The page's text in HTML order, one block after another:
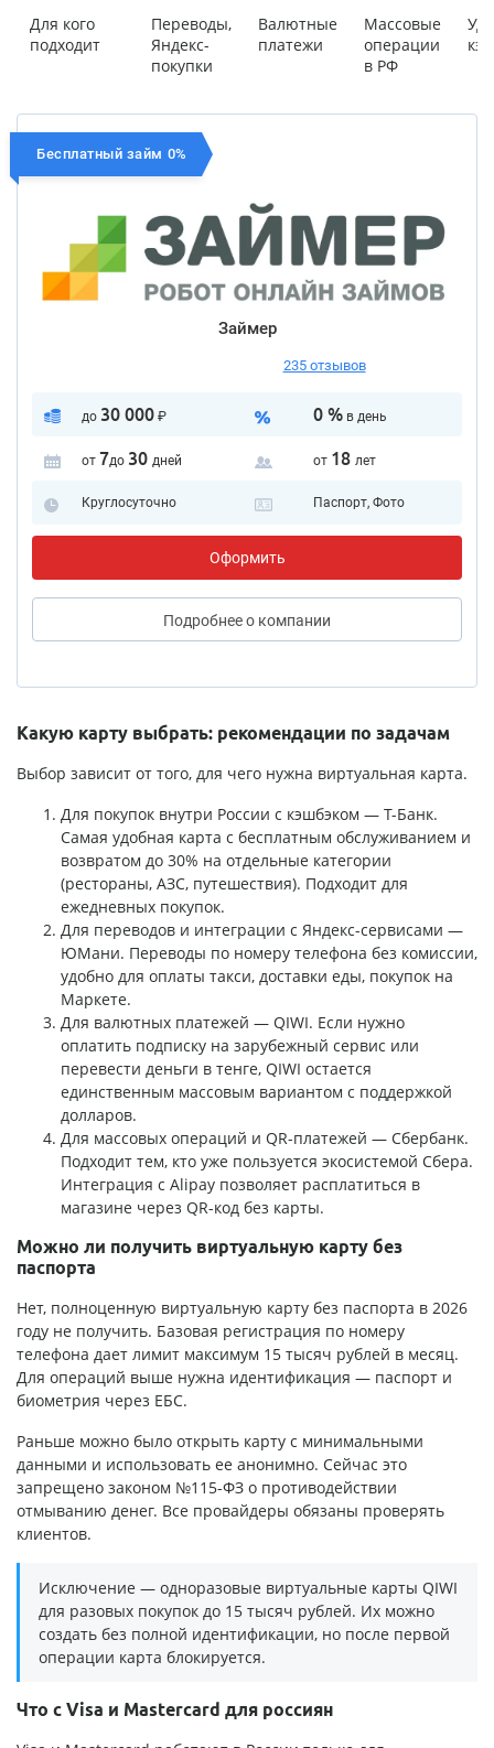
Для кого
подходит
Переводы,
Яндекс-
покупки
Валютные
платежи
Массовые
операции
в РФ
Бесплатный займ 0%
Займер
235 отзывов
до 30 000₽ 0 %в день
от 7до 30 дней от 18 лет
Круглосуточно Паспорт, Фото
Оформить
Подробнеео компании
Какую карту выбрать: рекомендации по задачам
Выбор зависит от того, для чего нужна виртуальная карта.
Для покупок внутри России с кэшбэком — Т-Банк.
Самая удобная карта с бесплатным обслуживанием и
возвратом до 30% на отдельные категории
(рестораны, АЗС, путешествия). Подходит для
ежедневных покупок.
Для переводов и интеграции с Яндекс-сервисами —
ЮМани. Переводы по номеру телефона без комиссии,
удобно для оплаты такси, доставки еды, покупок на
Маркете.
Для валютных платежей — QIWI. Если нужно
оплатить подписку на зарубежный сервис или
перевести деньги в тенге, QIWI остается
единственным массовым вариантом с поддержкой
долларов.
Для массовых операций и QR-платежей — Сбербанк.
Подходит тем, кто уже пользуется экосистемой Сбера.
Интеграция с Alipay позволяет расплатиться в
магазине через QR-код без карты.
Можно ли получить виртуальную карту без
паспорта
Нет, полноценную виртуальную карту без паспорта в 2026
году не получить. Базовая регистрация по номеру
телефона дает лимит максимум 15 тысяч рублей в месяц.
Для операций выше нужна идентификация — паспорт и
биометрия через ЕБС.
Раньше можно было открыть карту с минимальными
данными и использовать ее анонимно. Сейчас это
запрещено законом №115-ФЗ о противодействии
отмыванию денег. Все провайдеры обязаны проверять
клиентов.
Исключение — одноразовые виртуальные карты QIWI
для разовых покупок до 15 тысяч рублей. Их можно
создать без полной идентификации, но после первой
операции карта блокируется.
Что с Visa и Mastercard для россиян